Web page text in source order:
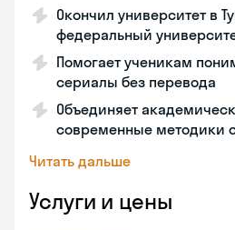
Окончил университет в
федеральный
Помогает ученикам
сериалы без перевода
Объединяет
современные методики
Читать дальше
Услуги и цены